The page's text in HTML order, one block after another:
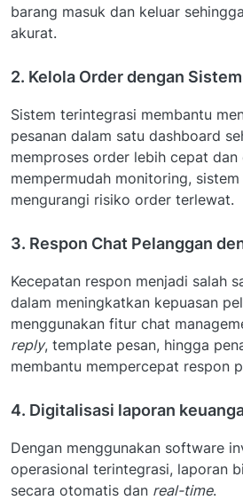
barang masuk dan keluar
akurat.
2. Kelola Order dengan
Sistem terintegrasi membantu
pesanan dalam satu dashboard
memproses order lebih cepat dan
mempermudah monitoring,
mengurangi risiko order terlewat.
3. Respon Chat Pelanggan
Kecepatan respon menjadi salah
dalam meningkatkan kepuasan
menggunakan fitur chat
reply, template pesan, hingga
membantu mempercepat respon
4. Digitalisasi laporan
Dengan menggunakan software
operasional terintegrasi, laporan
secara otomatis dan real-time.